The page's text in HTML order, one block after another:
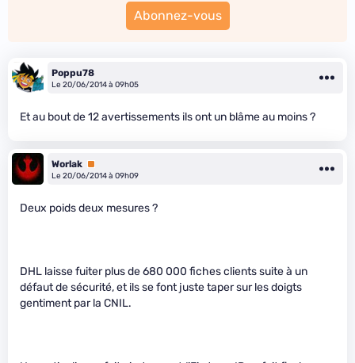
Abonnez-vous
Poppu78
Le 20/06/2014 à 09h05
Et au bout de 12 avertissements ils ont un blâme au moins ?
Worlak Premium
Le 20/06/2014 à 09h09
Deux poids deux mesures ?
DHL laisse fuiter plus de 680 000 fiches clients suite à un
défaut de sécurité, et ils se font juste taper sur les doigts
gentiment par la CNIL.